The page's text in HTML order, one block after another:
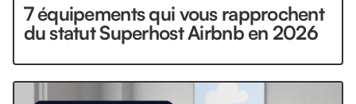
7 équipements qui vous rapprochent
du statut Superhost Airbnb en 2026